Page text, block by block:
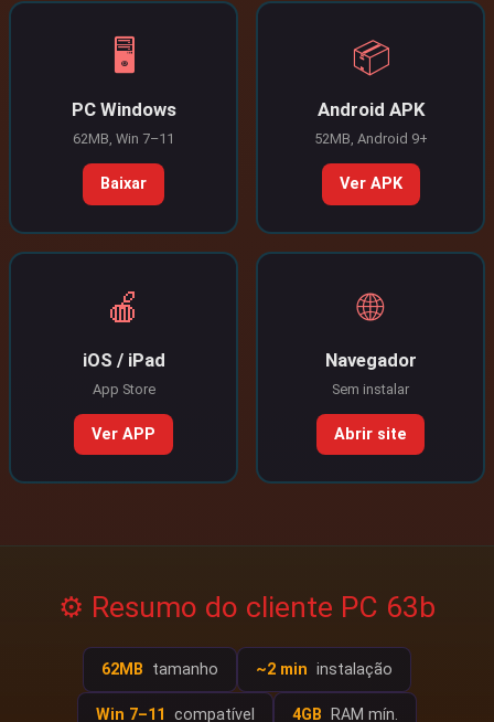
🖥️
PC Windows
62MB, Win 7–11
Baixar
📦
Android APK
52MB, Android 9+
Ver APK
🍎
iOS / iPad
App Store
Ver APP
🌐
Navegador
Sem instalar
Abrir site
⚙️ Resumo do cliente PC 63b
62MB tamanho ~2 min instalação
Win 7–11 compatível 4GB RAM mín.